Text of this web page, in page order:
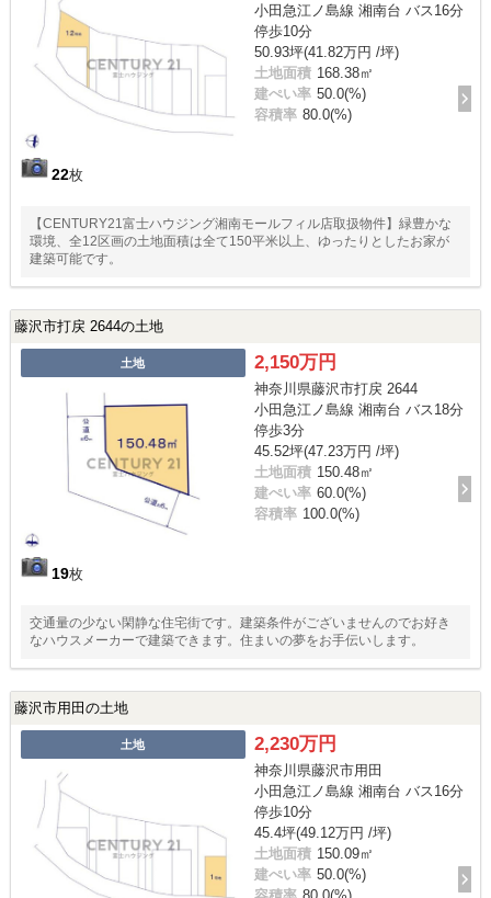
22枚
小田急江ノ島線 湘南台 バス16分
停歩10分
50.93坪(41.82万円 /坪)
土地面積 168.38㎡
建ぺい率 50.0(%)
容積率 80.0(%)
【CENTURY21富士ハウジング湘南モールフィル店取扱物件】緑豊かな
環境、全12区画の土地面積は全て150平米以上、ゆったりとしたお家が
建築可能です。
藤沢市打戻 2644の土地
土地
19枚
2,150万円
神奈川県藤沢市打戻 2644
小田急江ノ島線 湘南台 バス18分
停歩3分
45.52坪(47.23万円 /坪)
土地面積 150.48㎡
建ぺい率 60.0(%)
容積率 100.0(%)
交通量の少ない閑静な住宅街です。建築条件がございませんのでお好き
なハウスメーカーで建築できます。住まいの夢をお手伝いします。
藤沢市用田の土地
土地 2,230万円
神奈川県藤沢市用田
小田急江ノ島線 湘南台 バス16分
停歩10分
45.4坪(49.12万円 /坪)
土地面積 150.09㎡
建ぺい率 50.0(%)